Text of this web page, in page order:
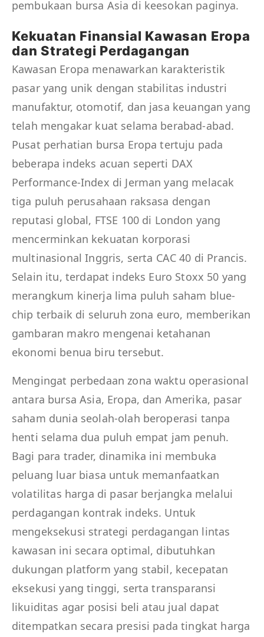
pembukaan bursa Asia di keesokan paginya.
Kekuatan Finansial Kawasan Eropa
dan Strategi Perdagangan
Kawasan Eropa menawarkan karakteristik
pasar yang unik dengan stabilitas industri
manufaktur, otomotif, dan jasa keuangan yang
telah mengakar kuat selama berabad-abad.
Pusat perhatian bursa Eropa tertuju pada
beberapa indeks acuan seperti DAX
Performance-Index di Jerman yang melacak
tiga puluh perusahaan raksasa dengan
reputasi global, FTSE 100 di London yang
mencerminkan kekuatan korporasi
multinasional Inggris, serta CAC 40 di Prancis.
Selain itu, terdapat indeks Euro Stoxx 50 yang
merangkum kinerja lima puluh saham blue-
chip terbaik di seluruh zona euro, memberikan
gambaran makro mengenai ketahanan
ekonomi benua biru tersebut.
Mengingat perbedaan zona waktu operasional
antara bursa Asia, Eropa, dan Amerika, pasar
saham dunia seolah-olah beroperasi tanpa
henti selama dua puluh empat jam penuh.
Bagi para trader, dinamika ini membuka
peluang luar biasa untuk memanfaatkan
volatilitas harga di pasar berjangka melalui
perdagangan kontrak indeks. Untuk
mengeksekusi strategi perdagangan lintas
kawasan ini secara optimal, dibutuhkan
dukungan platform yang stabil, kecepatan
eksekusi yang tinggi, serta transparansi
likuiditas agar posisi beli atau jual dapat
ditempatkan secara presisi pada tingkat harga